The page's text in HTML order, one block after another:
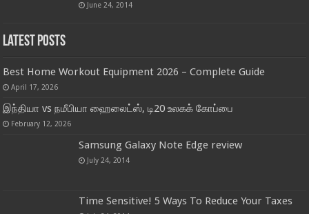
June 24, 2014
Latest Posts
Best Home Workout Equipment 2026 – Complete Guide
April 17, 2026
இந்தியா vs நமீபியா ஹைலைட்ஸ், டி20 உலகக் கோப்பை
February 12, 2026
Samsung Galaxy Note Edge review
July 24, 2014
Time Sensitive! 5 Ways To Reduce Your Taxes